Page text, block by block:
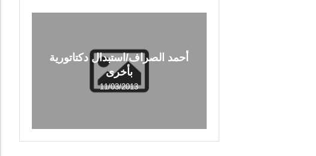
أحمد الصراف/استبدال دكتاتورية
بأخرى
11/03/2013